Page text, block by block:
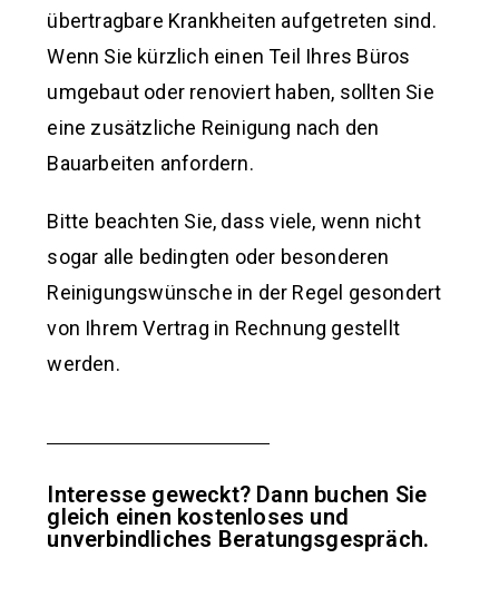
übertragbare Krankheiten aufgetreten sind.
Wenn Sie kürzlich einen Teil Ihres Büros
umgebaut oder renoviert haben, sollten Sie
eine zusätzliche Reinigung nach den
Bauarbeiten anfordern.
Bitte beachten Sie, dass viele, wenn nicht
sogar alle bedingten oder besonderen
Reinigungswünsche in der Regel gesondert
von Ihrem Vertrag in Rechnung gestellt
werden.
Interesse geweckt? Dann buchen Sie
gleich einen kostenloses und
unverbindliches Beratungsgespräch.